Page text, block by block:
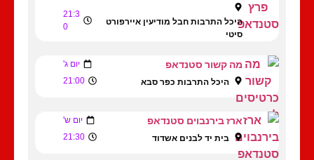
היכל התרבות חבל מודיעין איירפורט
סיטי
21:3
0
מה קשור סטנדאפ יום ג'
היכל התרבות כפר סבא 21:00
ארז בירנבוים סטנדאפ יום ש'
בית יד לבנים אשדוד 21:30